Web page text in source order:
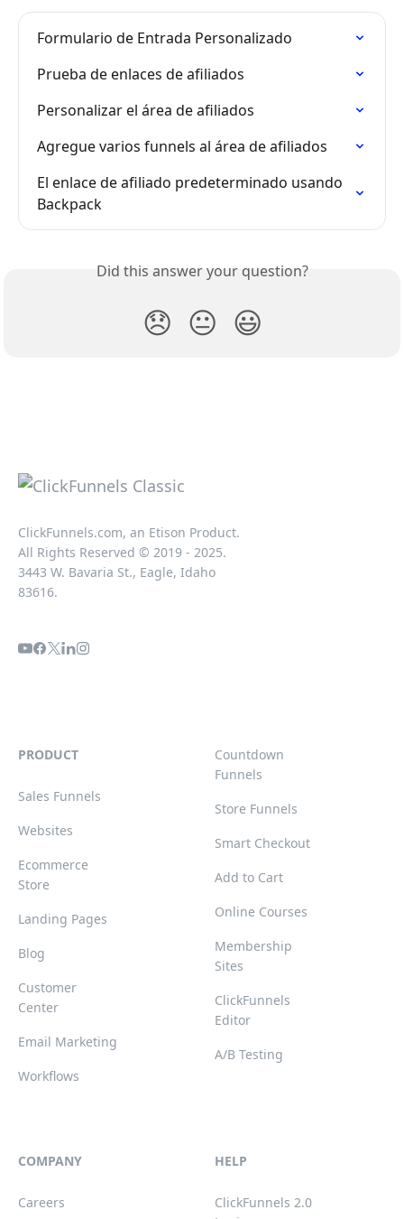
Formulario de Entrada Personalizado
Prueba de enlaces de afiliados
Personalizar el área de afiliados
Agregue varios funnels al área de afiliados
El enlace de afiliado predeterminado usando
Backpack
Did this answer your question?
😞 😐 😃
ClickFunnels.com, an Etison Product.
All Rights Reserved © 2019 - 2025.
3443 W. Bavaria St., Eagle, Idaho
83616.
PRODUCT
Sales Funnels
Websites
Ecommerce
Store
Landing Pages
Blog
Customer
Center
Email Marketing
Workflows
Countdown
Funnels
Store Funnels
Smart Checkout
Add to Cart
Online Courses
Membership
Sites
ClickFunnels
Editor
A/B Testing
COMPANY
Careers
HELP
ClickFunnels 2.0